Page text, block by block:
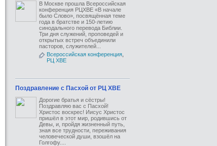
В Москве прошла Всероссийская
конференция РЦХВЕ «В начале
было Слово», посвящённая теме
года в братстве и 150-летию
синодального перевода Библии.
Три дня служений, проповедей и
открытых встреч объединили
пасторов, служителей...
Всероссийская конференция
РЦ ХВЕ
Поздравление с Пасхой от РЦ ХВЕ
Дорогие братья и сёстры!
Поздравляю вас с Пасхой!
Христос воскрес! Иисус Христос
пришёл в этот мир, родившись от
Девы, и, пройдя жизненный путь,
зная все трудности, переживания
человеческой души, взошёл на
Голгофу....